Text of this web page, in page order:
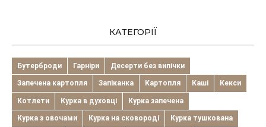
КАТЕГОРІЇ
Бутерброди Гарніри Десерти без випічки
Запечена картопля Запіканка Картопля Каші Кекси
Котлети Курка в духовці Курка запечена
Курка з овочами Курка на сковороді Курка тушкована